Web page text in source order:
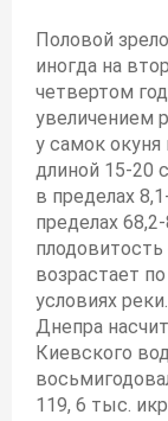
Половой
иногда на
четвертом
увеличением
у самок
длиной 15-20
в пределах
пределах
возрастает
условиях
Днепра
Киевского
119, 6 тыс.